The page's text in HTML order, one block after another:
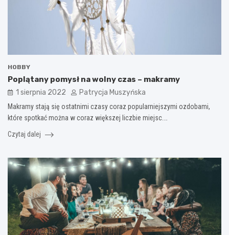
HOBBY
Poplątany pomysł na wolny czas – makramy
1 sierpnia 2022 Patrycja Muszyńska
Makramy stają się ostatnimi czasy coraz popularniejszymi ozdobami,
które spotkać można w coraz większej liczbie miejsc.…
Czytaj dalej